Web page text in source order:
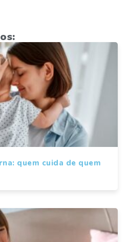
quem cuida de quem